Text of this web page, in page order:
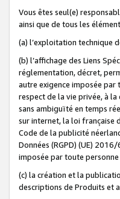
Vous êtes seul(e)
ainsi que de tous les
(a) l’exploitation technique
(b) l’affichage des Liens
réglementation, décret,
autre exigence imposée
respect de la vie privée, à
sans ambiguïté en temps
sur internet, la loi française
Code de la publicité
Données (RGPD) (UE)
imposée par toute
(c) la création et la
descriptions de Produits et